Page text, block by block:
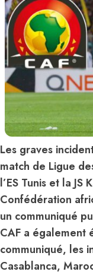
Les graves
match de Ligue
l’ES Tunis et la
Confédération
un communiqué
CAF a également
communiqué, les
Casablanca,